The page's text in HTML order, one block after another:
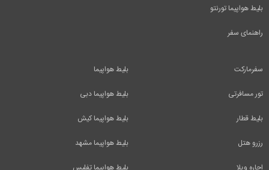
بلیط هواپیما تورنتو
راهنمای سفر
بلیط هواپیما
بلیط هواپیما دبی
بلیط هواپیما کیش
بلیط هواپیما مشهد
سفرمارکت
تور مسافرتی
بلیط قطار
رزرو هتل